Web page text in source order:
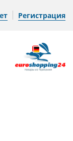
Регистрация